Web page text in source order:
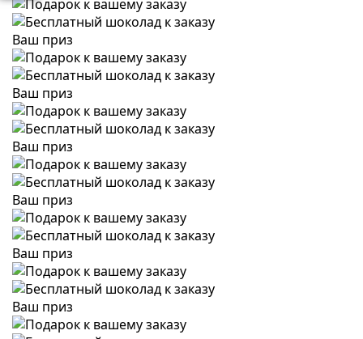
Ваш приз
Ваш приз
Ваш приз
Ваш приз
Ваш приз
Ваш приз